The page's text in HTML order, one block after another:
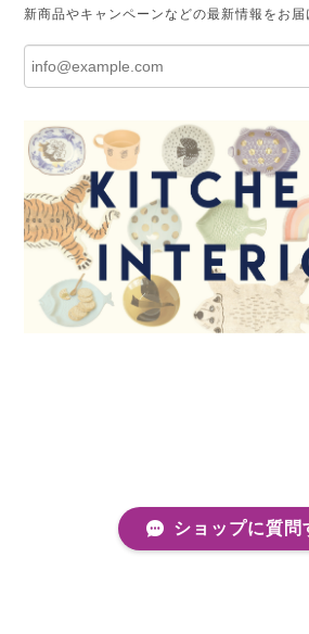
新商品やキャンペーンなどの最新情報をお届
ショップに質問